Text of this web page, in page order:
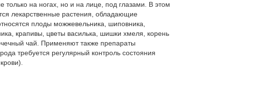
только на ногах, но и на лице, под глазами. В этом
лекарственные растения, обладающие
плоды можжевельника, шиповника,
крапивы, цветы василька, шишки хмеля, корень
чай. Применяют также препараты
требуется регулярный контроль состояния